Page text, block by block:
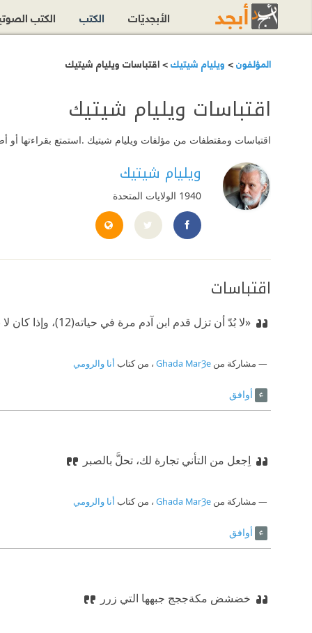
المؤلفون> ويليام شيتيك> اقتباسات ويليام شيتيك
اقتباسات ويليام شيتيك
اقتباسات ومقتطفات من مؤلفات ويليام شيتيك .استمتع بقراءتها أو
ويليام شيتيك
1940 الولايات المتحدة
www.facebook.com/TheRealChittick/
اقتباسات
«لا بُدّ أن تزل قدم ابن آدم مرة في حياته(12)، وإذا كان لا بد منها، عليه أن يُمضي بقية حياته في طلب الغفران على ذلك،
مشاركة منGhada MarȜe ، من كتاب أنا والرومي
أوافق
اِجعل من التأني تجارة لك، تحلَّ بالصبر
مشاركة منGhada MarȜe ، من كتاب أنا والرومي
أوافق
خضشض مكةججج جبهها التي زرر
الأبجديّات الكتب الكتب